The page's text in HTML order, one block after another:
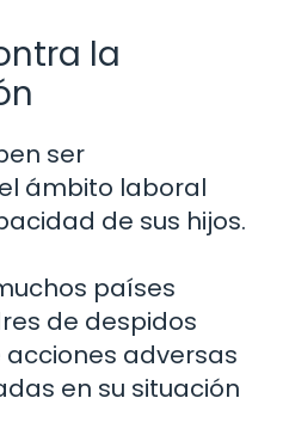
la
ser
ámbito laboral
de sus hijos.
países
de despidos
adversas
en su situación